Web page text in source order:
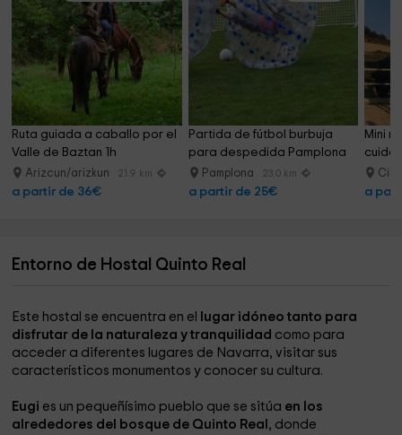
Ruta guiada a caballo por el
Valle de Baztan 1h
Arizcun/arizkun 21.9 km
a partir de 36€
Partida de fútbol burbuja
para despedida Pamplona
Pamplona 23.0 km
a partir de 25€
Mini
1h
a
Entorno de Hostal Quinto Real
Este hostal se encuentra en el
lugar idóneo tanto para
disfrutar de la naturaleza y tranquilidad como para
acceder a diferentes lugares de Navarra, visitar sus
característicos monumentos y conocer su cultura.
Eugi es un pequeñísimo pueblo que se sitúa en los
alrededores del bosque de Quinto Real , donde